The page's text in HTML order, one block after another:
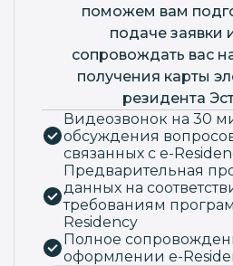
поможем вам
подаче заявки
сопровождать вас
получения карты
резидента
Видеозвонок на 30
обсуждения
связанных с e-
Предварительная
данных на
требованиям
Residency
Полное
оформлении e-